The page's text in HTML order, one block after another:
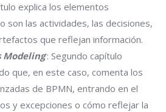
explica los elementos
son las actividades, las decisiones,
que reflejan información.
Modeling‘: Segundo capítulo
que, en este caso, comenta los
de BPMN, entrando en el
y excepciones o cómo reflejar la